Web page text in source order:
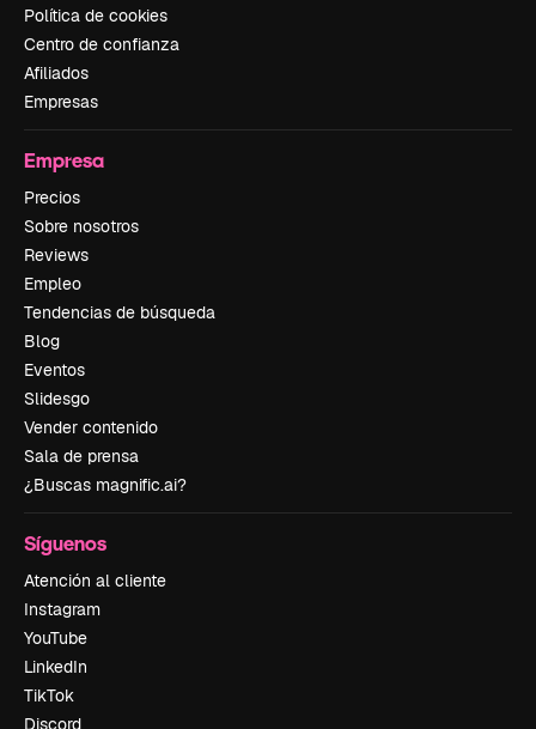
Política de cookies
Centro de confianza
Afiliados
Empresas
Empresa
Precios
Sobre nosotros
Reviews
Empleo
Tendencias de búsqueda
Blog
Eventos
Slidesgo
Vender contenido
Sala de prensa
¿Buscas magnific.ai?
Síguenos
Atención al cliente
Instagram
YouTube
LinkedIn
TikTok
Discord